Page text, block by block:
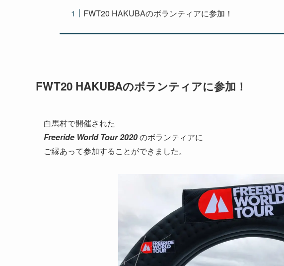
FWT20 HAKUBAのボランティアに参加！
FWT20 HAKUBAのボランティアに参加！
白馬村で開催された
Freeride World Tour 2020のボランティアに
ご縁あって参加することができました。